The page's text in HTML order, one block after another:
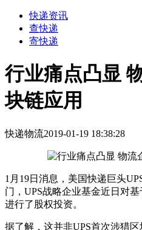
快递资讯
查快递
寄快递
行业痛点凸显
块链应用
快递物流2019-01-19 18:38:28
1月19日消息，美国快递巨头
门，UPS战略企业基金近日对
进行了股权投资。
据了解，这并非UPS首次涉猎